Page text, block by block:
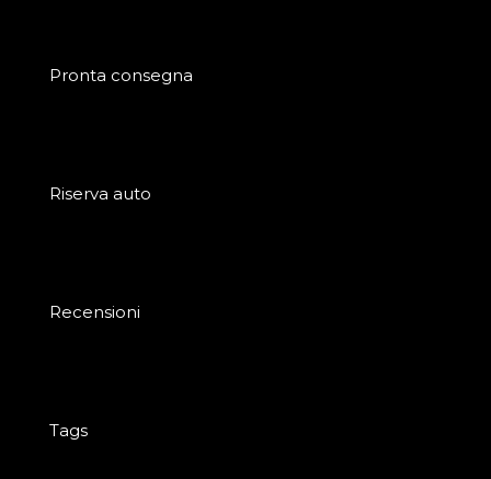
Pronta consegna
Riserva auto
Recensioni
Tags